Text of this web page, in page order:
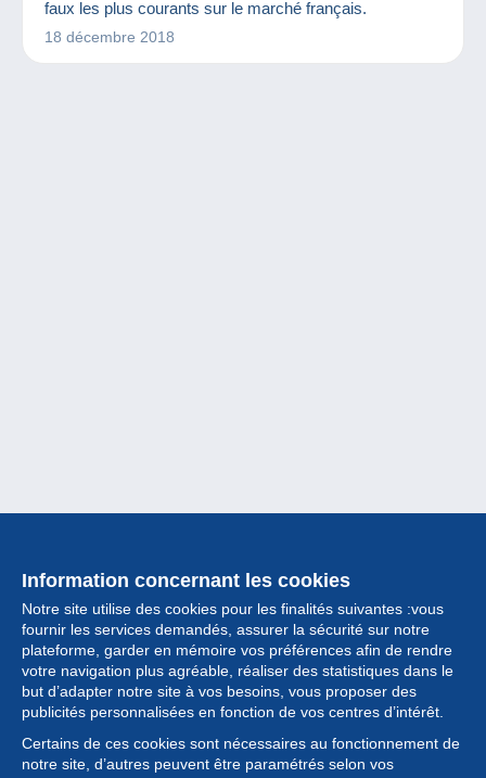
faux les plus courants sur le marché français.
18 décembre 2018
Information concernant les cookies
Notre site utilise des cookies pour les finalités suivantes :vous
fournir les services demandés, assurer la sécurité sur notre
plateforme, garder en mémoire vos préférences afin de rendre
votre navigation plus agréable, réaliser des statistiques dans le
but d’adapter notre site à vos besoins, vous proposer des
publicités personnalisées en fonction de vos centres d’intérêt.
Certains de ces cookies sont nécessaires au fonctionnement de
notre site, d’autres peuvent être paramétrés selon vos
Collection
Actualités